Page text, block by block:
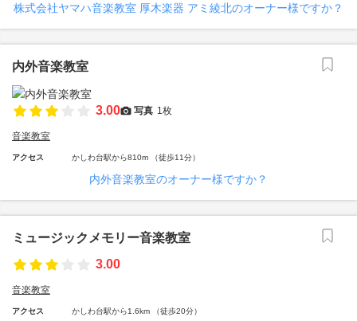
株式会社ヤマハ音楽教室 厚木楽器 アミ綾北のオーナー様ですか？
内外音楽教室
3.00 写真 1枚
音楽教室
アクセス かしわ台駅から810m （徒歩11分）
内外音楽教室のオーナー様ですか？
ミュージックメモリー音楽教室
3.00
音楽教室
アクセス かしわ台駅から1.6km （徒歩20分）